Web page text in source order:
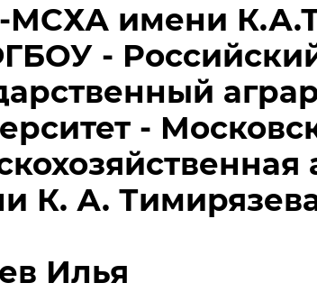
МСХА имени
-
-
К. А.
Илья